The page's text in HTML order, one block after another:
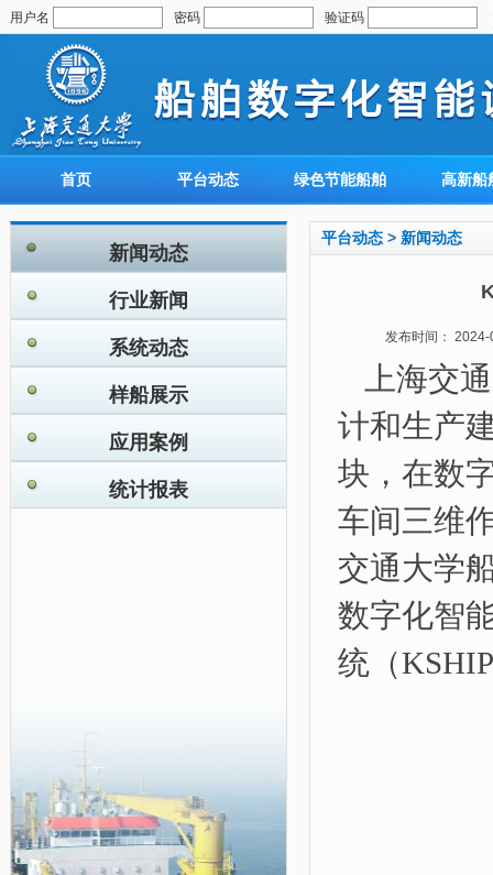
用户名 密码 验证码
首页 平台动态 绿色节能船舶 高新船
新闻动态
行业新闻
系统动态
样船展示
应用案例
统计报表
平台动态 > 新闻动态
发布时间：
上海交
计和生产
块，在数
车间三维
交通大学
数字化智
统（